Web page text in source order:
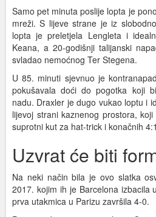
Samo pet minuta poslije lopta je
mreži. S lijeve strane je iz
lopta je preletjela Lengleta i
Keana, a 20-godišnji talijanski
svladao nemoćnog Ter Stegena.
U 85. minuti sjevnuo je
pokušavala doći do pogotka koji
nadu. Draxler je dugo vukao loptu i
lijevoj strani kaznenog prostora,
suprotni kut za hat-trick i konačnih
Uzvrat će biti
Na neki način bila je ovo slatka
2017. kojim ih je Barcelona izbacila
prva utakmica u Parizu završila 4-0.